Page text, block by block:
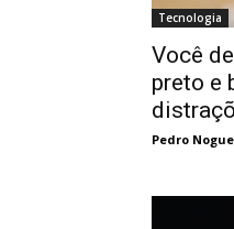
Tecnologia
Você
preto e
Pedro